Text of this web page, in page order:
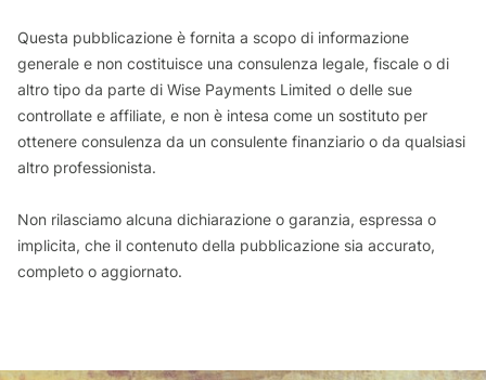
Questa pubblicazione è fornita a scopo di informazione
generale e non costituisce una consulenza legale, fiscale o di
altro tipo da parte di Wise Payments Limited o delle sue
controllate e affiliate, e non è intesa come un sostituto per
ottenere consulenza da un consulente finanziario o da qualsiasi
altro professionista.
Non rilasciamo alcuna dichiarazione o garanzia, espressa o
implicita, che il contenuto della pubblicazione sia accurato,
completo o aggiornato.